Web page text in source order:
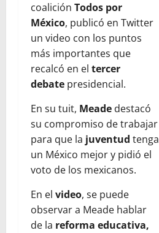
coalición Todos por
México, publicó en Twitter
un video con los puntos
más importantes que
recalcó en el tercer
debate presidencial.
En su tuit, Meade destacó
su compromiso de trabajar
para que la juventud tenga
un México mejor y pidió el
voto de los mexicanos.
En el video, se puede
observar a Meade hablar
de la reforma educativa,